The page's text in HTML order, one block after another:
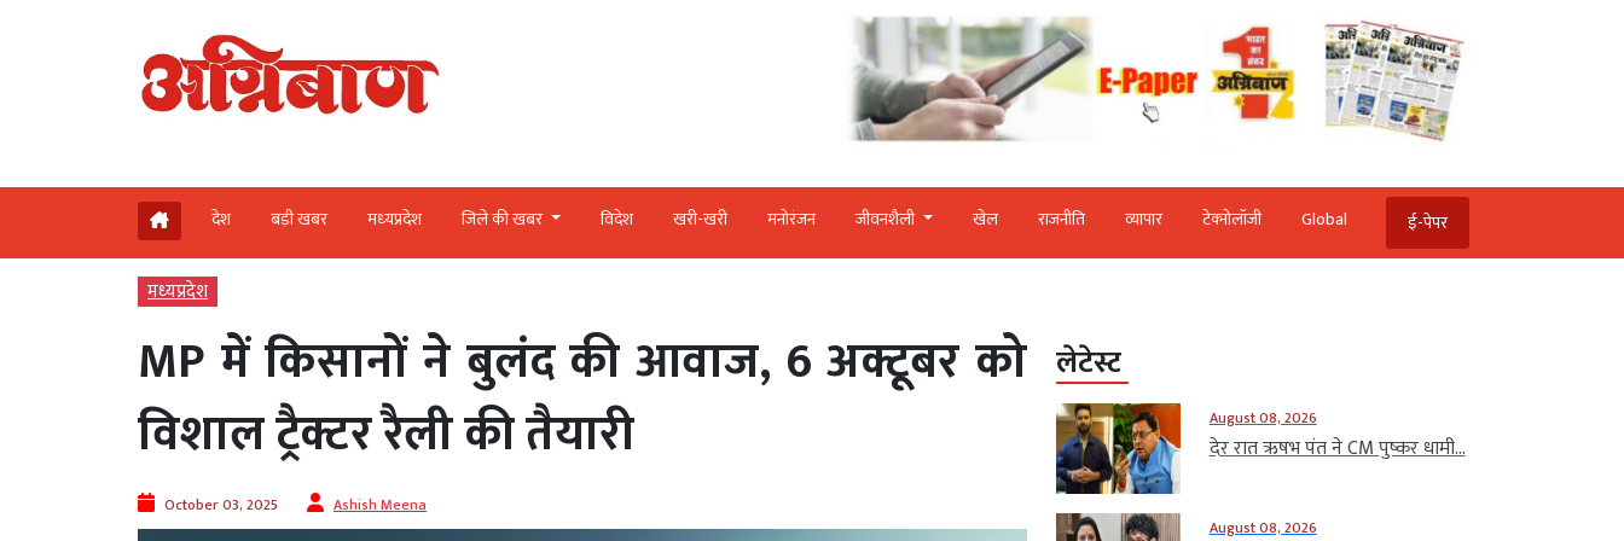
देश बड़ी खबर मध्‍यप्रदेश जिले की खबर विदेश खरी-खरी मनोरंजन जीवनशैली खेल राजनीति व्‍यापार टेक्‍नोलॉजी Global ई-पेपर
मध्‍यप्रदेश
MP में किसानों ने बुलंद की आवाज, 6 अक्टूबर को
विशाल ट्रैक्टर रैली की तैयारी
October 03, 2025 Ashish Meena
लेटेस्ट
August 08, 2026
देर रात ऋषभ पंत ने CM पुष्कर धामी...
August 08, 2026